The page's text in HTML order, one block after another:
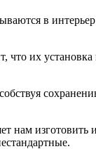
в
их
изготовить